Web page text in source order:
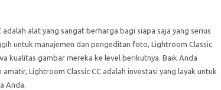
alat yang sangat berharga bagi siapa saja yang serius
untuk manajemen dan pengeditan foto, Lightroom Classic
kualitas gambar mereka ke level berikutnya. Baik Anda
Lightroom Classic CC adalah investasi yang layak untuk
Anda.